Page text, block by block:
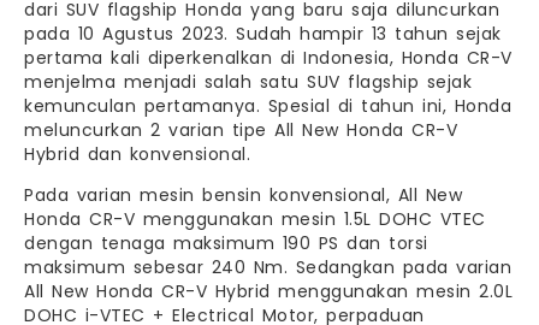
dari SUV flagship Honda yang baru saja diluncurkan
pada 10 Agustus 2023. Sudah hampir 13 tahun sejak
pertama kali diperkenalkan di Indonesia, Honda CR-V
menjelma menjadi salah satu SUV flagship sejak
kemunculan pertamanya. Spesial di tahun ini, Honda
meluncurkan 2 varian tipe All New Honda CR-V
Hybrid dan konvensional.
Pada varian mesin bensin konvensional, All New
Honda CR-V menggunakan mesin 1.5L DOHC VTEC
dengan tenaga maksimum 190 PS dan torsi
maksimum sebesar 240 Nm. Sedangkan pada varian
All New Honda CR-V Hybrid menggunakan mesin 2.0L
DOHC i-VTEC + Electrical Motor, perpaduan